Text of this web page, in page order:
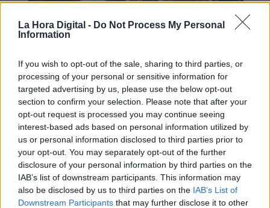
La Hora Digital - Do Not Process My Personal
Information
If you wish to opt-out of the sale, sharing to third parties, or
processing of your personal or sensitive information for
targeted advertising by us, please use the below opt-out
section to confirm your selection. Please note that after your
opt-out request is processed you may continue seeing
interest-based ads based on personal information utilized by
us or personal information disclosed to third parties prior to
your opt-out. You may separately opt-out of the further
disclosure of your personal information by third parties on the
IAB’s list of downstream participants. This information may
also be disclosed by us to third parties on the IAB’s List of
Downstream Participants that may further disclose it to other
España y Alemania coinciden en la
necesidad urgente de reformar el
mercado eléctrico